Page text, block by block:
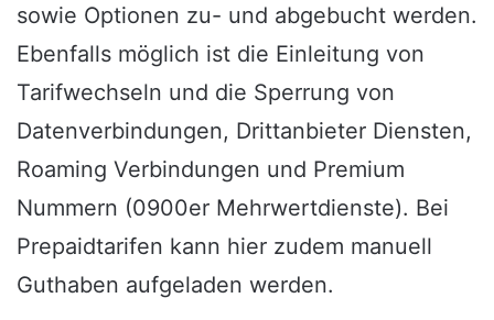
sowie Optionen zu- und abgebucht werden.
Ebenfalls möglich ist die Einleitung von
Tarifwechseln und die Sperrung von
Datenverbindungen, Drittanbieter Diensten,
Roaming Verbindungen und Premium
Nummern (0900er Mehrwertdienste). Bei
Prepaidtarifen kann hier zudem manuell
Guthaben aufgeladen werden.